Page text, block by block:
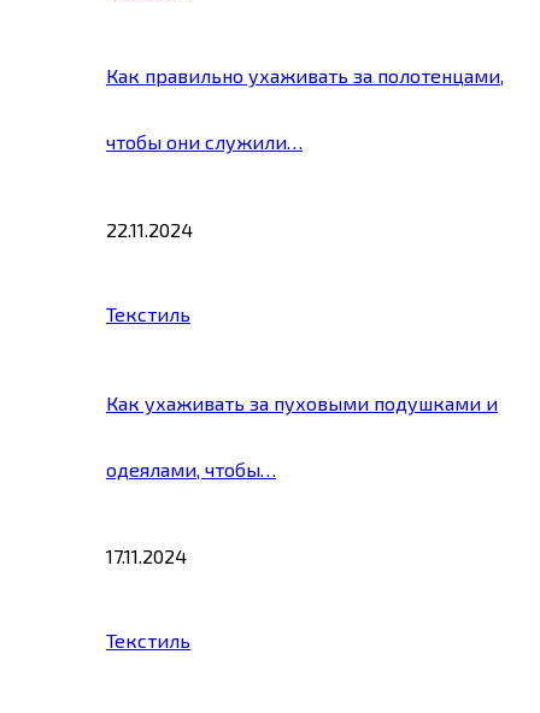
Как правильно ухаживать за полотенцами,
чтобы они служили…
22.11.2024
Текстиль
Как ухаживать за пуховыми подушками и
одеялами, чтобы…
17.11.2024
Текстиль